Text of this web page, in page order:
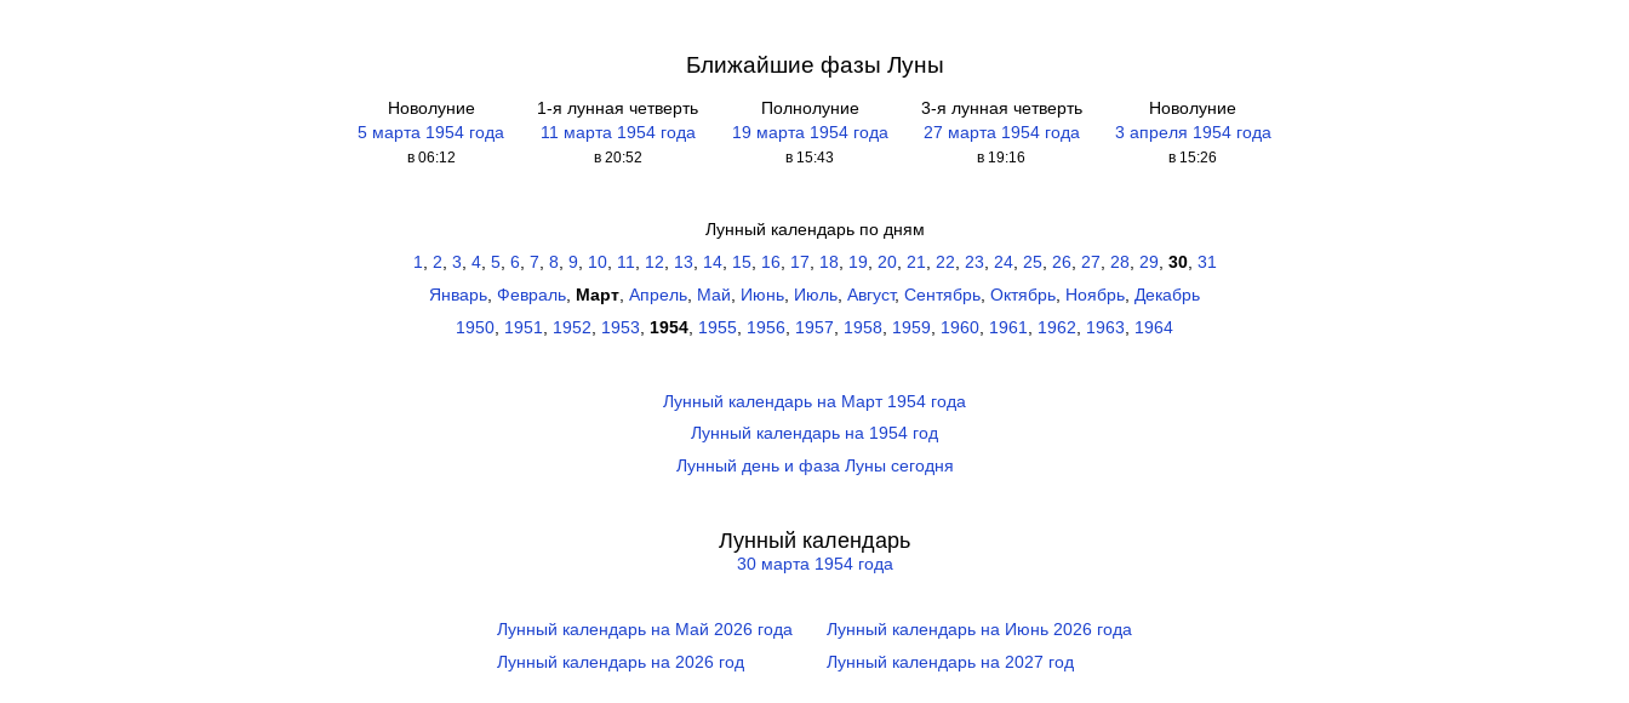
Ближайшие фазы Луны
Новолуние
5 марта 1954 года
в 06:12
1-я лунная четверть
11 марта 1954 года
в 20:52
Полнолуние
19 марта 1954 года
в 15:43
3-я лунная четверть
27 марта 1954 года
в 19:16
Новолуние
3 апреля 1954 года
в 15:26
Лунный календарь по дням
1, 2, 3, 4, 5, 6, 7, 8, 9, 10, 11, 12, 13, 14, 15, 16, 17, 18, 19, 20, 21, 22, 23, 24, 25, 26, 27, 28, 29, 30, 31
Январь Февраль Март Апрель Май Июнь Июль Август, Сентябрь Октябрь Ноябрь Декабрь
1950 1951 1952 1953 1954 1955 1956 1957 1958 1959 1960 1961 1962 1963 1964
Лунный календарь на Март 1954 года
Лунный календарь на 1954 год
Лунный день и фаза Луны сегодня
Лунный календарь
30 марта 1954 года
Лунный календарь на Май 2026 года
Лунный календарь на 2026 год
Лунный календарь на Июнь 2026 года
Лунный календарь на 2027 год